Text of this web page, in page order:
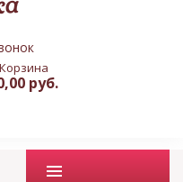
Корзина
руб.